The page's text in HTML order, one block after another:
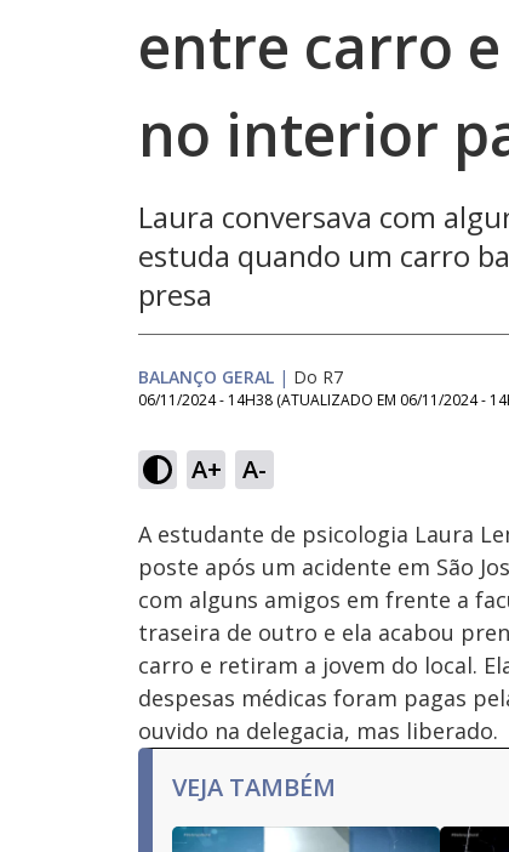
entre carro
no interior
Laura conversava com
estuda quando um carro
presa
BALANÇO GERAL | Do R7
06/11/2024 - 14H38 (ATUALIZADO EM 06/11/2024 -
A+ A-
Ativar
Som
10.56%
A estudante de psicologia Laura
poste após um acidente em São
com alguns amigos em frente a
traseira de outro e ela acabou
carro e retiram a jovem do local.
despesas médicas foram pagas
ouvido na delegacia, mas liberado.
VEJA TAMBÉM